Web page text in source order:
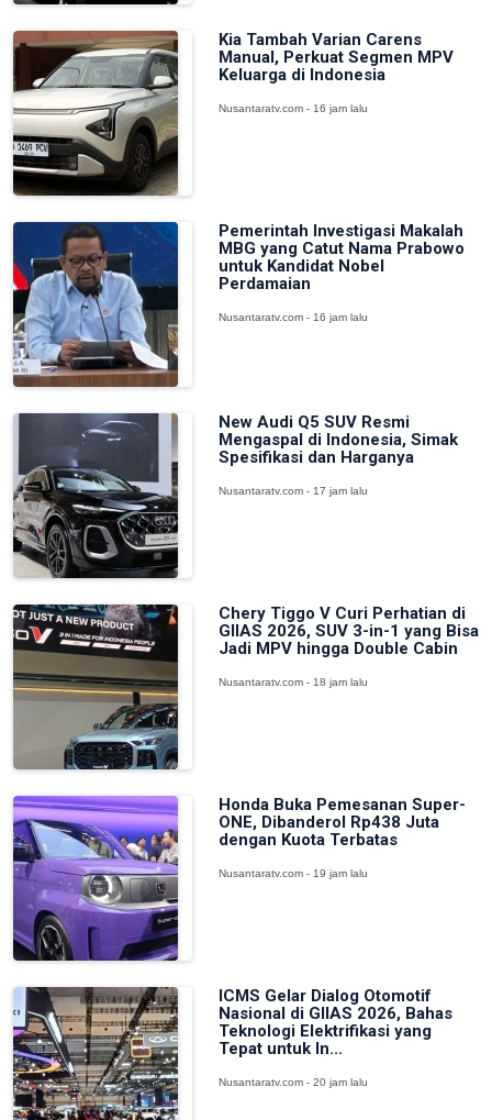
Kia Tambah Varian Carens
Manual, Perkuat Segmen MPV
Keluarga di Indonesia
Nusantaratv.com - 16 jam lalu
Pemerintah Investigasi Makalah
MBG yang Catut Nama Prabowo
untuk Kandidat Nobel
Perdamaian
Nusantaratv.com - 16 jam lalu
New Audi Q5 SUV Resmi
Mengaspal di Indonesia, Simak
Spesifikasi dan Harganya
Nusantaratv.com - 17 jam lalu
Chery Tiggo V Curi Perhatian di
GIIAS 2026, SUV 3-in-1 yang Bisa
Jadi MPV hingga Double Cabin
Nusantaratv.com - 18 jam lalu
Honda Buka Pemesanan Super-
ONE, Dibanderol Rp438 Juta
dengan Kuota Terbatas
Nusantaratv.com - 19 jam lalu
ICMS Gelar Dialog Otomotif
Nasional di GIIAS 2026, Bahas
Teknologi Elektrifikasi yang
Tepat untuk In...
Nusantaratv.com - 20 jam lalu